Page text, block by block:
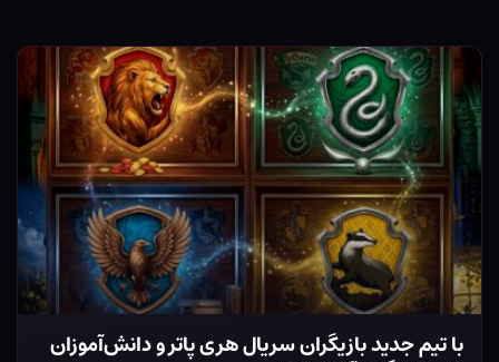
با تیم جدید بازیگران سریال هری پاتر و دانش‌آموزان